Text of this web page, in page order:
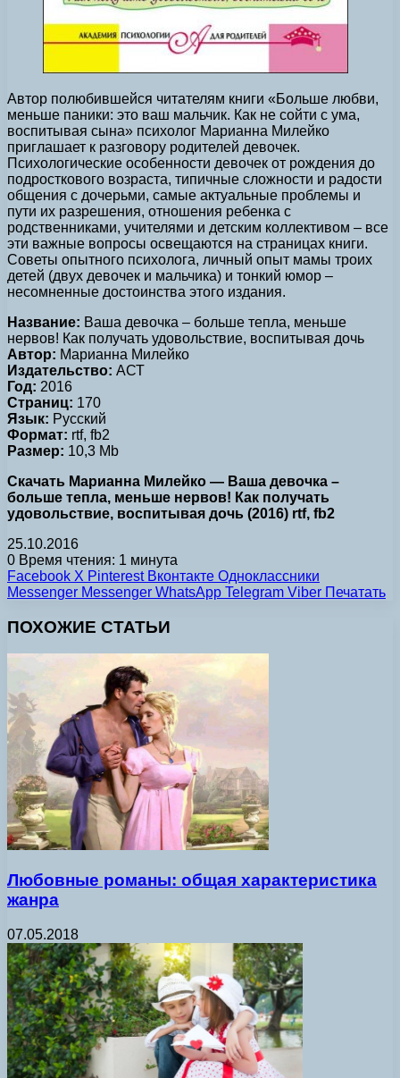
Автор полюбившейся читателям книги «Больше любви,
меньше паники: это ваш мальчик. Как не сойти с ума,
воспитывая сына» психолог Марианна Милейко
приглашает к разговору родителей девочек.
Психологические особенности девочек от рождения до
подросткового возраста, типичные сложности и радости
общения с дочерьми, самые актуальные проблемы и
пути их разрешения, отношения ребенка с
родственниками, учителями и детским коллективом – все
эти важные вопросы освещаются на страницах книги.
Советы опытного психолога, личный опыт мамы троих
детей (двух девочек и мальчика) и тонкий юмор –
несомненные достоинства этого издания.
Название: Ваша девочка – больше тепла, меньше
нервов! Как получать удовольствие, воспитывая дочь
Автор: Марианна Милейко
Издательство: АСТ
Год: 2016
Страниц: 170
Язык: Русский
Формат: rtf, fb2
Размер: 10,3 Mb
Скачать Марианна Милейко — Ваша девочка –
больше тепла, меньше нервов! Как получать
удовольствие, воспитывая дочь (2016) rtf, fb2
25.10.2016
0 Время чтения: 1 минута
Facebook X Pinterest Вконтакте Одноклассники
Messenger Messenger WhatsApp Telegram Viber Печатать
ПОХОЖИЕ СТАТЬИ
Любовные романы: общая характеристика
жанра
07.05.2018